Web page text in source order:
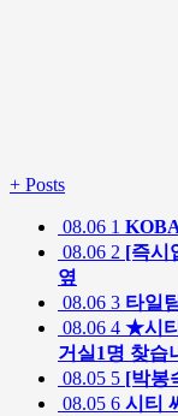
+ Posts
08.06 1
08.06 2 [즉시
옆
08.06 3 타일
08.06 4 ★시
거실1명 찾습
08.05 5 [박봉
08.05 6 시티